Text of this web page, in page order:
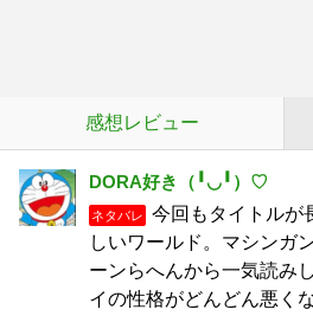
感想レビュー
DORA好き（╹◡╹）♡
ネタバレ
今回もタイトルが
しいワールド。マシンガ
ーンらへんから一気読み
イの性格がどんどん悪く